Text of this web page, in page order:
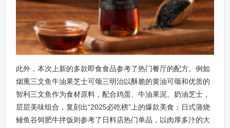
此外，本次上新的多款即食食品参考了热门餐厅的配方。例如
烟熏三文鱼牛油果芝士可颂三明治以酥脆的黄油可颂和优质的
智利三文鱼作为食材原料，配合鸡蛋、牛油果泥、奶油芝士，
层层美味组合，复刻出“2025必吃榜”上的爆款美食；日式蒲烧
鳗鱼谷饲肥牛拌饭则参考了日料店热门单品，以肉厚多汁的大